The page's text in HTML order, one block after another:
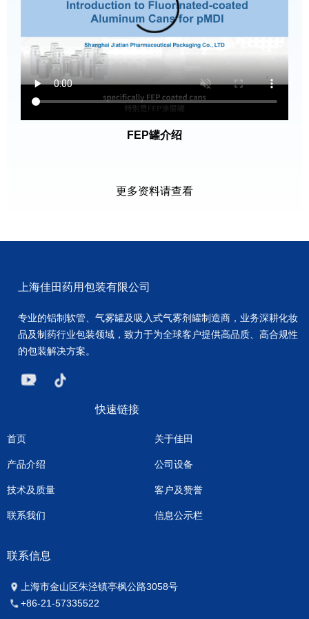
FEP罐介绍
更多资料请查看
上海佳田药用包装有限公司
专业的铝制软管、气雾罐及吸入式气雾剂罐制造商，业务深耕化妆
品及制药行业包装领域，致力于为全球客户提供高品质、高合规性
的包装解决方案。
快速链接
首页 关于佳田
产品介绍 公司设备
技术及质量 客户及赞誉
联系我们 信息公示栏
联系信息
上海市金山区朱泾镇亭枫公路3058号
+86-21-57335522